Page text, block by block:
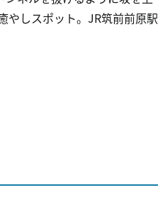
やしスポット。JR筑前前原駅